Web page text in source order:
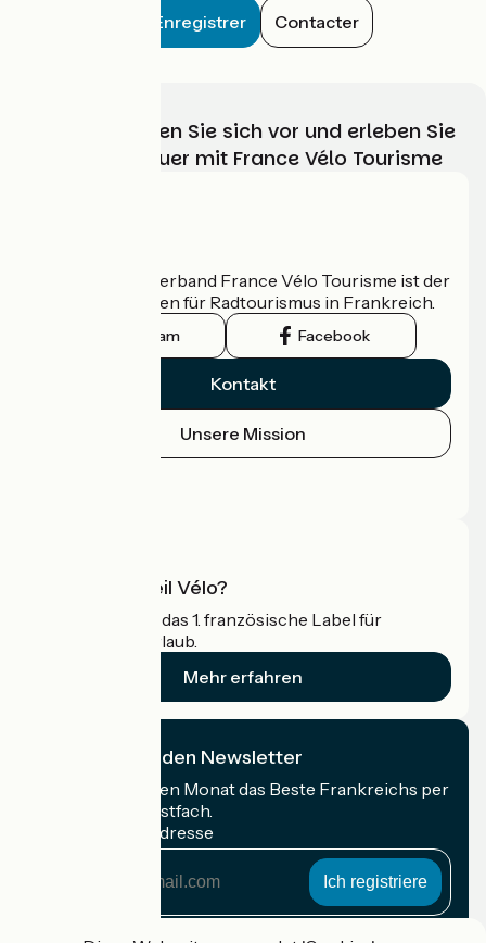
Enregistrer Contacter
Wählen, bereiten Sie sich vor und erleben Sie
Ihr Radabenteuer mit France Vélo Tourisme
Der nationale Verband France Vélo Tourisme ist der
offizielle Leitfaden für Radtourismus in Frankreich.
Instagram Facebook
Kontakt
Unsere Mission
Was ist Accueil Vélo?
Accueil Vélo ist das 1. französische Label für
Radfahrer im Urlaub.
Mehr erfahren
Ich abonniere den Newsletter
Erhalten Sie jeden Monat das Beste Frankreichs per
Rad in Ihrem Postfach.
Meine E-Mail-Adresse
Adresse